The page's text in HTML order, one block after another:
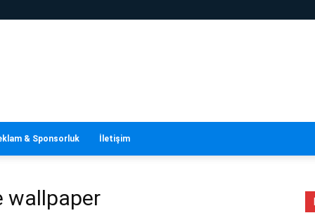
& Sponsorluk İletişim
wallpaper